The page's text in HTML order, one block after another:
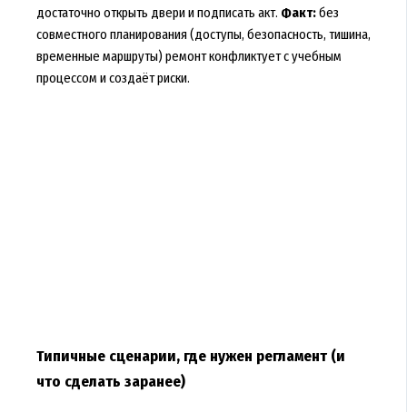
достаточно открыть двери и подписать акт. Факт:без
совместного планирования (доступы, безопасность, тишина,
временные маршруты) ремонт конфликтует с учебным
процессом и создаёт риски.
Типичные сценарии, где нужен регламент (и
что сделать заранее)